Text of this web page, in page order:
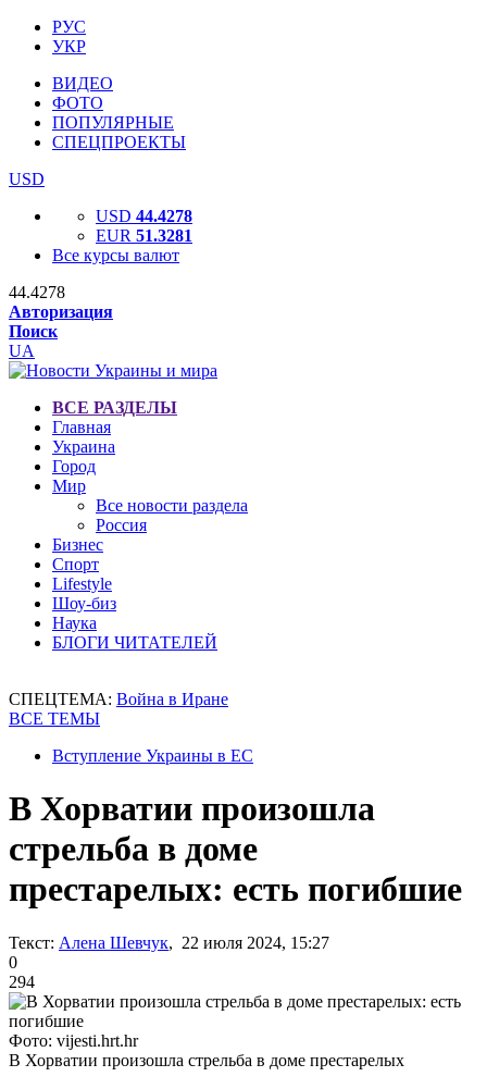
РУС
УКР
ВИДЕО
ФОТО
ПОПУЛЯРНЫЕ
СПЕЦПРОЕКТЫ
USD
USD 44.4278
EUR 51.3281
Все курсы валют
44.4278
Авторизация
Поиск
UA
ВСЕ РАЗДЕЛЫ
Главная
Украина
Город
Мир
Все новости раздела
Россия
Бизнес
Спорт
Lifestyle
Шоу-биз
Наука
БЛОГИ ЧИТАТЕЛЕЙ
СПЕЦТЕМА: Война в Иране
ВСЕ ТЕМЫ
Вступление Украины в ЕС
В Хорватии произошла
стрельба в доме
престарелых: есть погибшие
Текст: Алена Шевчук, 22 июля 2024, 15:27
0
294
Фото: vijesti.hrt.hr
В Хорватии произошла стрельба в доме престарелых